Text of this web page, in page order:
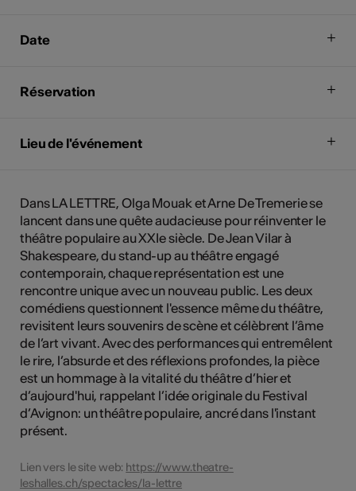
Date
Réservation
Lieu de l'événement
Dans LA LETTRE, Olga Mouak et Arne De Tremerie se
lancent dans une quête audacieuse pour réinventer le
théâtre populaire au XXIe siècle. De Jean Vilar à
Shakespeare, du stand-up au théâtre engagé
contemporain, chaque représentation est une
rencontre unique avec un nouveau public. Les deux
comédiens questionnent l'essence même du théâtre,
revisitent leurs souvenirs de scène et célèbrent l’âme
de l’art vivant. Avec des performances qui entremêlent
le rire, l’absurde et des réflexions profondes, la pièce
est un hommage à la vitalité du théâtre d’hier et
d’aujourd'hui, rappelant l’idée originale du Festival
d’Avignon: un théâtre populaire, ancré dans l'instant
présent.
Lien vers le site web: https://www.theatre-
leshalles.ch/spectacles/la-lettre